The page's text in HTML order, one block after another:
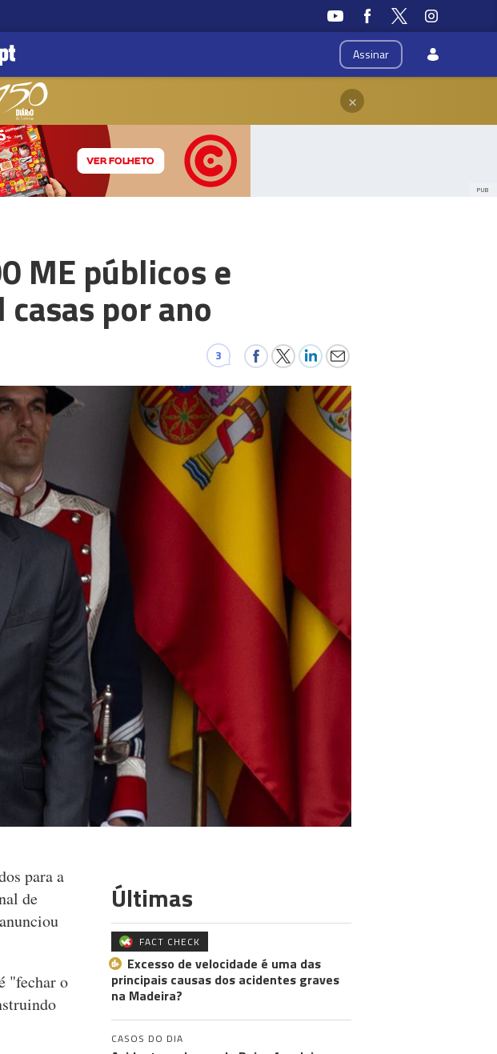
Assinar
×
PUB
ME públicos e
por ano
3
para a
de
"fechar o
Últimas
FACT CHECK
Excesso de velocidade é uma das
principais causas dos acidentes graves
na Madeira?
CASOS DO DIA